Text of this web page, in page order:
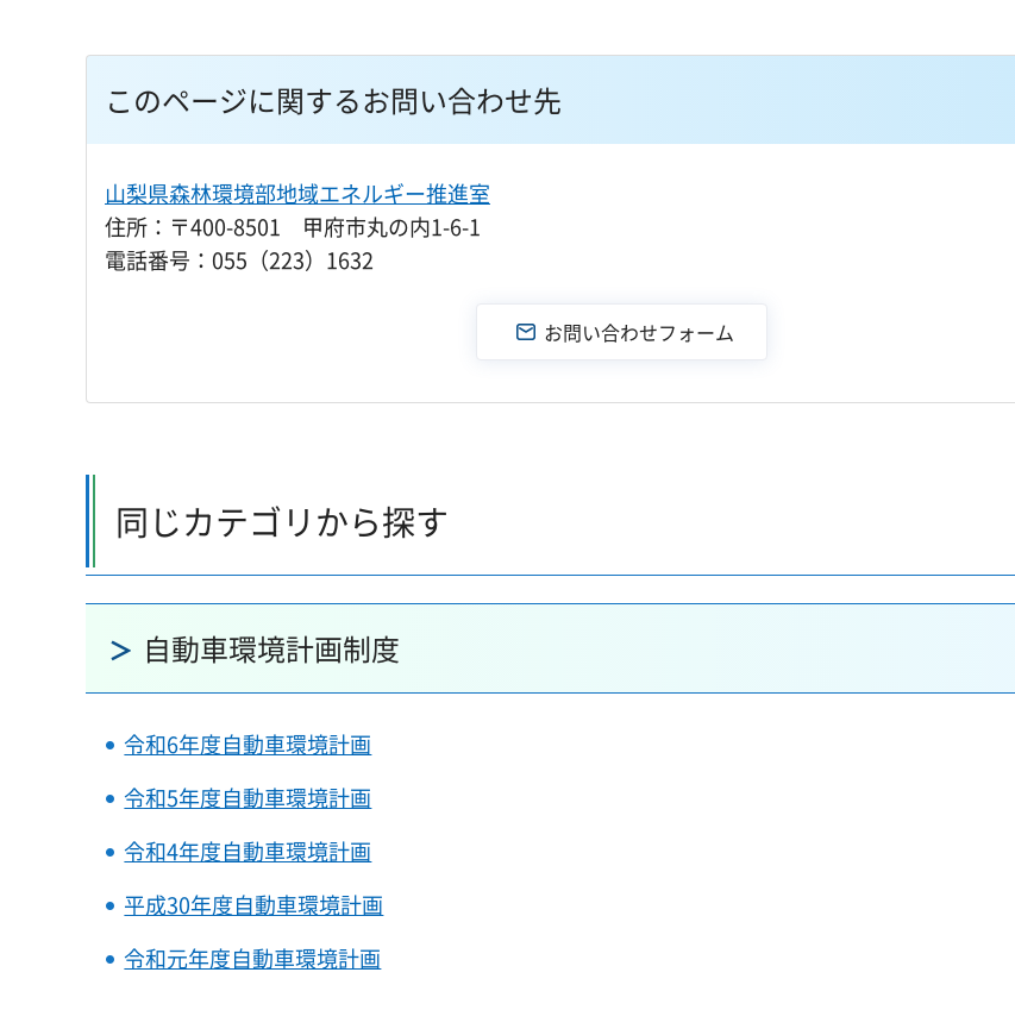
このページに関するお問い合わせ先
山梨県森林環境部地域エネルギー推進室
住所：〒400-8501 甲府市丸の内1-6-1
電話番号：055（223）1632
同じカテゴリから探す
自動車環境計画制度
令和6年度自動車環境計画
令和5年度自動車環境計画
令和4年度自動車環境計画
平成30年度自動車環境計画
令和元年度自動車環境計画